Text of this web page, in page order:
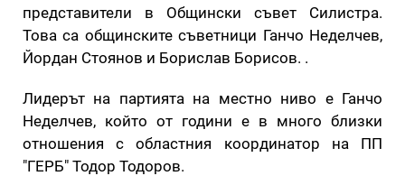
представители в Общински съвет Силистра.
Това са общинските съветници Ганчо Неделчев,
Йордан Стоянов и Борислав Борисов. .
Лидерът на партията на местно ниво е Ганчо
Неделчев, който от години е в много близки
отношения с областния координатор на ПП
"ГЕРБ" Тодор Тодоров.